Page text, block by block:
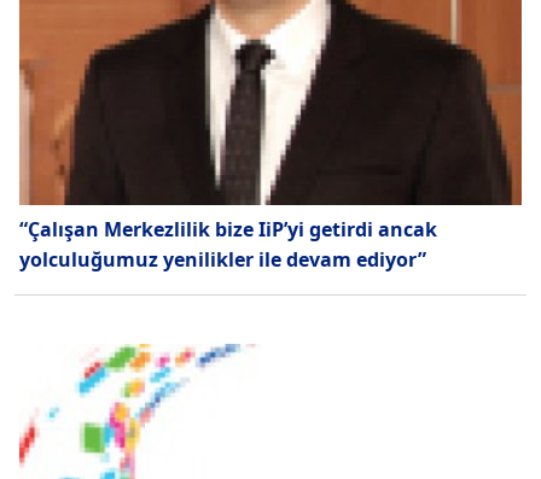
“Çalışan Merkezlilik bize IiP’yi getirdi ancak
yolculuğumuz yenilikler ile devam ediyor”